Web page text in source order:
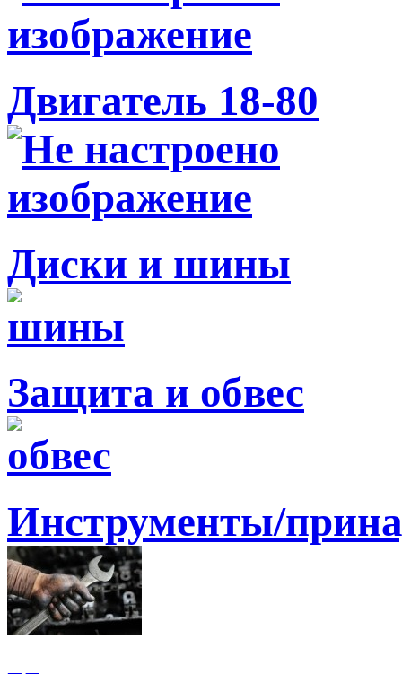
Двигатель 18-80
Диски и шины
Защита и обвес
Инструменты/